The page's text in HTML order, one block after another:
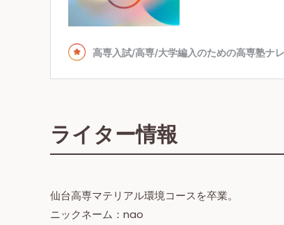
ライター情報
仙台高専マテリアル環境コースを卒業。
ニックネーム：nao